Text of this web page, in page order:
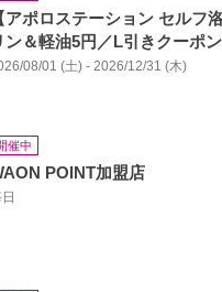
アポロステーション セルフ
ン＆軽油5円／L引きクーポ
08/01 (土) - 2026/12/31 (木)
催中
POINT加盟店